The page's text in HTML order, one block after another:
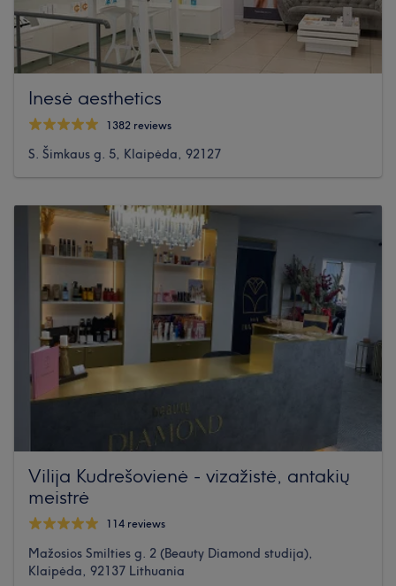
Inesė aesthetics
1382 reviews
S. Šimkaus g. 5, Klaipėda, 92127
Vilija Kudrešovienė - vizažistė, antakių
meistrė
114 reviews
Mažosios Smilties g. 2 (Beauty Diamond studija),
Klaipėda, 92137 Lithuania